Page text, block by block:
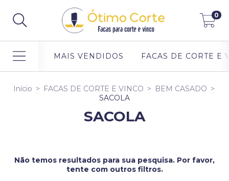
0
MAIS VENDIDOS FACAS DE CORTE E
Início > FACAS DE CORTE E VINCO > BEM CASADO >
SACOLA
SACOLA
Não temos resultados para sua pesquisa. Por favor,
tente com outros filtros.